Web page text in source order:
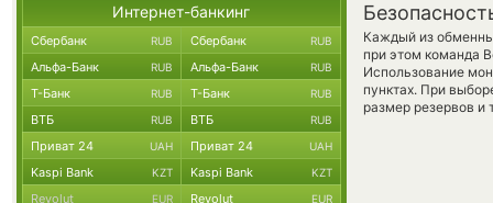
Каждый из
при этом команда
Использование
пунктах. При
размер резервов и
Интернет-банкинг
Сбербанк RUB Сбербанк RUB
Альфа-Банк RUB Альфа-Банк RUB
Т-Банк RUB Т-Банк RUB
ВТБ RUB ВТБ RUB
Приват 24 UAH Приват 24 UAH
Kaspi Bank KZT Kaspi Bank KZT
Revolut EUR Revolut EUR